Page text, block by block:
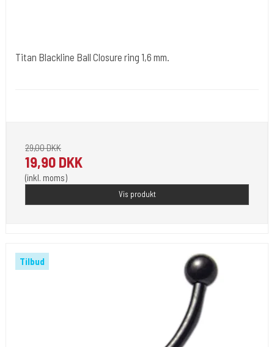
Titan Blackline Ball Closure ring 1,6 mm.
29,00 DKK
19,90 DKK
(inkl. moms)
Vis produkt
Tilbud